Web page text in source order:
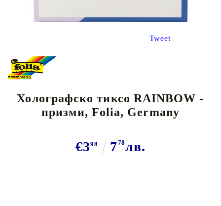
Tweet
Холографско тиксо RAINBOW -
призми, Folia, Germany
€398 778лв.